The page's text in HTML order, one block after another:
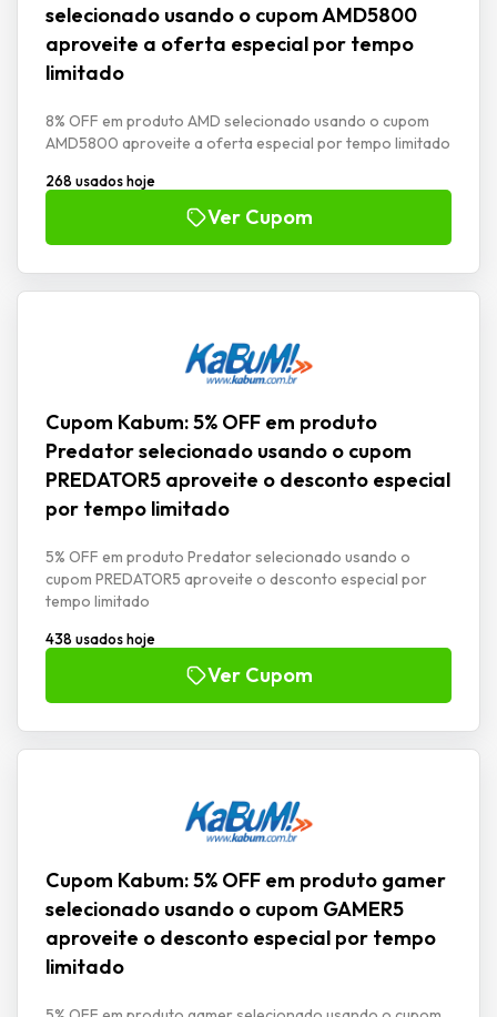
selecionado usando o cupom AMD5800
aproveite a oferta especial por tempo
limitado
8% OFF em produto AMD selecionado usando o cupom
AMD5800 aproveite a oferta especial por tempo limitado
268 usados hoje
Ver Cupom
Cupom Kabum: 5% OFF em produto
Predator selecionado usando o cupom
PREDATOR5 aproveite o desconto especial
por tempo limitado
5% OFF em produto Predator selecionado usando o
cupom PREDATOR5 aproveite o desconto especial por
tempo limitado
438 usados hoje
Ver Cupom
Cupom Kabum: 5% OFF em produto gamer
selecionado usando o cupom GAMER5
aproveite o desconto especial por tempo
limitado